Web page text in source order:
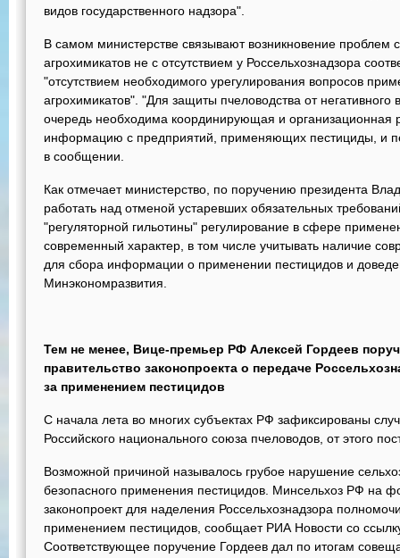
видов государственного надзора".
В самом министерстве связывают возникновение проблем
агрохимикатов не с отсутствием у Россельхознадзора
"отсутствием необходимого урегулирования вопросов
агрохимикатов". "Для защиты пчеловодства от негативного
очередь необходима координирующая и организационная
информацию с предприятий, применяющих пестициды, и
в сообщении.
Как отмечает министерство, по поручению президента
работать над отменой устаревших обязательных
"регуляторной гильотины" регулирование в сфере
современный характер, в том числе учитывать наличие
для сбора информации о применении пестицидов и
Минэкономразвития.
Тем не менее, Вице-премьер РФ Алексей Гордеев
правительство законопроекта о передаче
за применением пестицидов
С начала лета во многих субъектах РФ зафиксированы
Российского национального союза пчеловодов, от этого
Возможной причиной называлось грубое нарушение
безопасного применения пестицидов. Минсельхоз РФ на
законопроект для наделения Россельхознадзора
применением пестицидов, сообщает РИА Новости со
Соответствующее поручение Гордеев дал по итогам